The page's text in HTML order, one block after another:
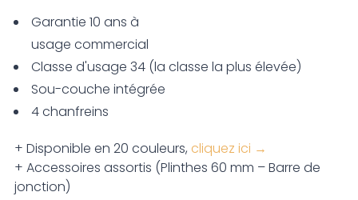
Garantie 10 ans à
usage commercial
Classe d'usage 34 (la classe la plus élevée)
Sou-couche intégrée
4 chanfreins
+ Disponible en 20 couleurs, cliquez ici →
+ Accessoires assortis (Plinthes 60 mm – Barre de
jonction)